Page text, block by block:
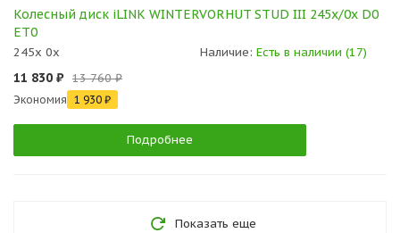
Колесный диск iLINK WINTERVORHUT STUD III 245x/0x D0
ET0
245x 0x Наличие: Есть в наличии (17)
11 830 ₽ 13 760 ₽
Экономия 1 930 ₽
Подробнее
Показать еще